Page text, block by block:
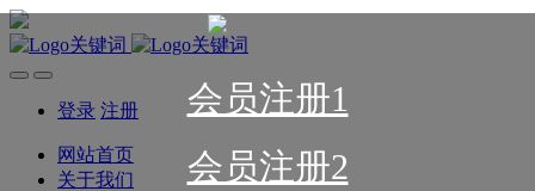
会员注册1
会员注册2
登录 注册
网站首页
关于我们